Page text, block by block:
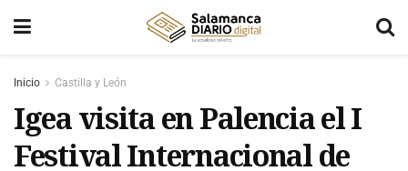
Inicio Castilla y León
Igea visita en Palencia el I
Festival Internacional de